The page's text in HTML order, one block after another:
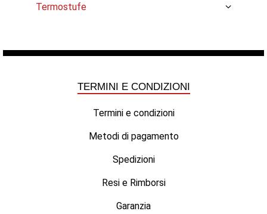
Termostufe
TERMINI E CONDIZIONI
Termini e condizioni
Metodi di pagamento
Spedizioni
Resi e Rimborsi
Garanzia